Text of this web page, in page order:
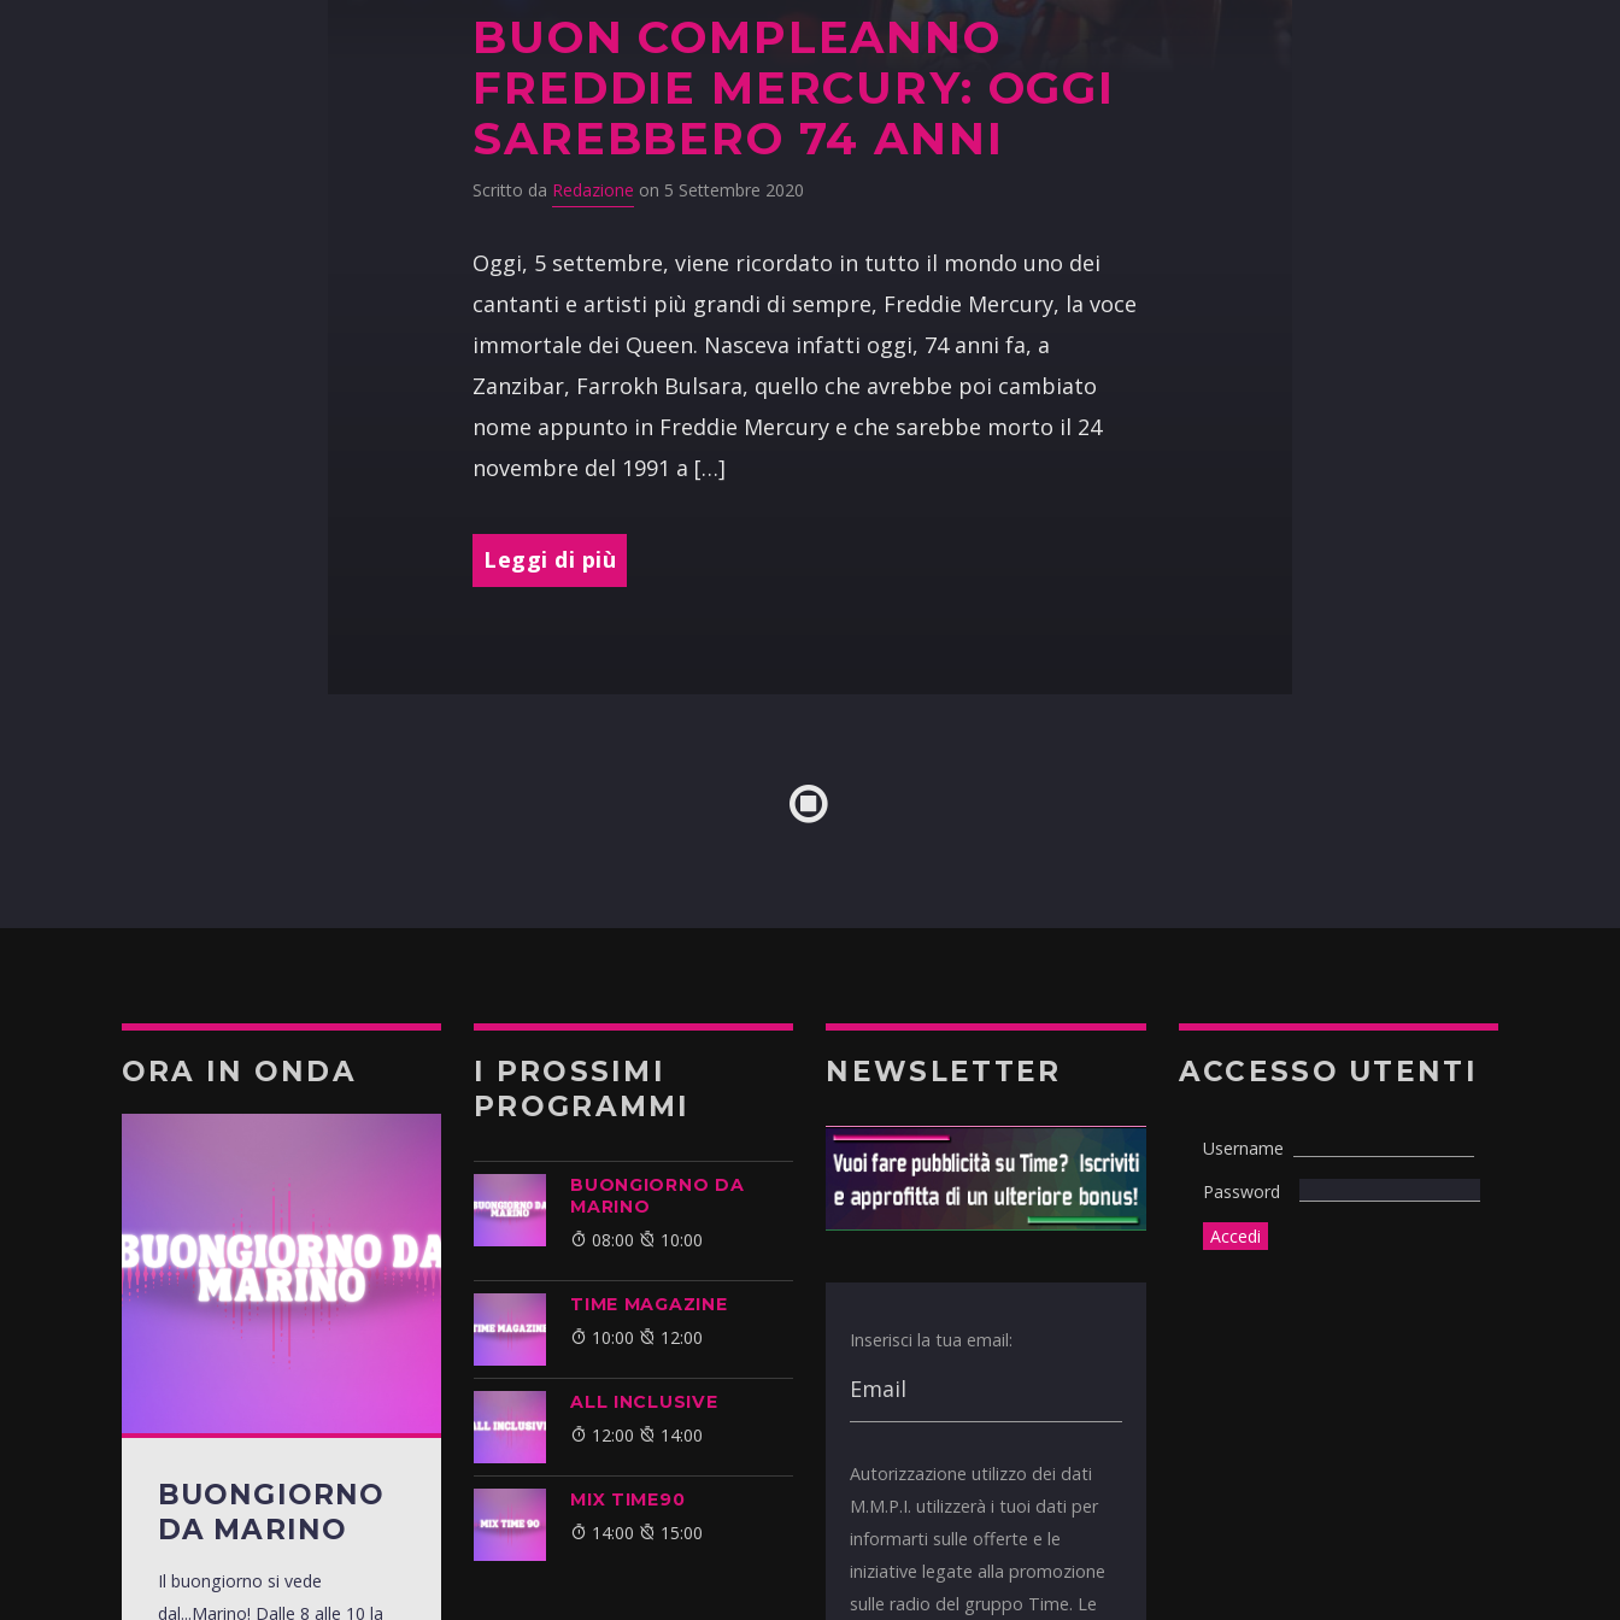
BUON COMPLEANNO
FREDDIE MERCURY: OGGI
SAREBBERO 74 ANNI
Scritto da Redazione on 5 Settembre 2020
Oggi, 5 settembre, viene ricordato in tutto il mondo uno dei
cantanti e artisti più grandi di sempre, Freddie Mercury, la voce
immortale dei Queen. Nasceva infatti oggi, 74 anni fa, a
Zanzibar, Farrokh Bulsara, quello che avrebbe poi cambiato
nome appunto in Freddie Mercury e che sarebbe morto il 24
novembre del 1991 a […]
Leggi di più
ORA IN ONDA
BUONGIORNO
DA MARINO
Il buongiorno si vede
dal...Marino! Dalle 8 alle 10 la
I PROSSIMI
PROGRAMMI
BUONGIORNO DA
MARINO
08:00 10:00
TIME MAGAZINE
10:00 12:00
ALL INCLUSIVE
12:00 14:00
MIX TIME90
14:00 15:00
NEWSLETTER
Inserisci la tua email:
Autorizzazione utilizzo dei dati
M.M.P.I. utilizzerà i tuoi dati per
informarti sulle offerte e le
iniziative legate alla promozione
sulle radio del gruppo Time. Le
ACCESSO UTENTI
Username
Password